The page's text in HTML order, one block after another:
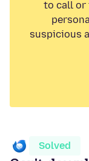
to call or
suspicious
Solved